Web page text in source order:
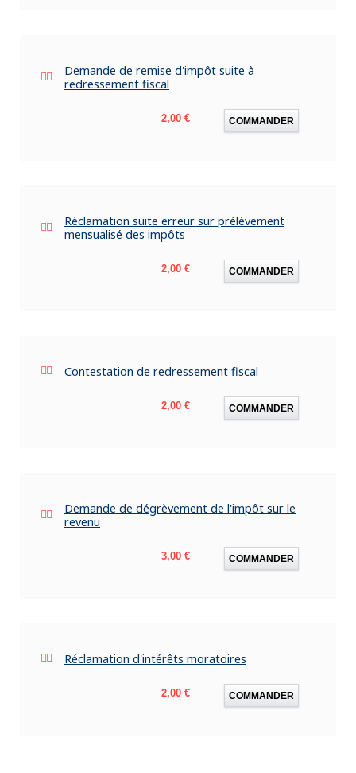
Demande de remise d'impôt suite à
redressement fiscal
Prix
2,00 € COMMANDER
Réclamation suite erreur sur prélèvement
mensualisé des impôts
Prix
2,00 € COMMANDER
Contestation de redressement fiscal
Prix
2,00 € COMMANDER
Demande de dégrèvement de l'impôt sur le
revenu
Prix
3,00 € COMMANDER
Réclamation d'intérêts moratoires
Prix
2,00 € COMMANDER